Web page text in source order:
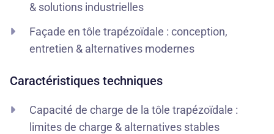
& solutions industrielles
Façade en tôle trapézoïdale : conception,
entretien & alternatives modernes
Caractéristiques techniques
Capacité de charge de la tôle trapézoïdale :
limites de charge & alternatives stables